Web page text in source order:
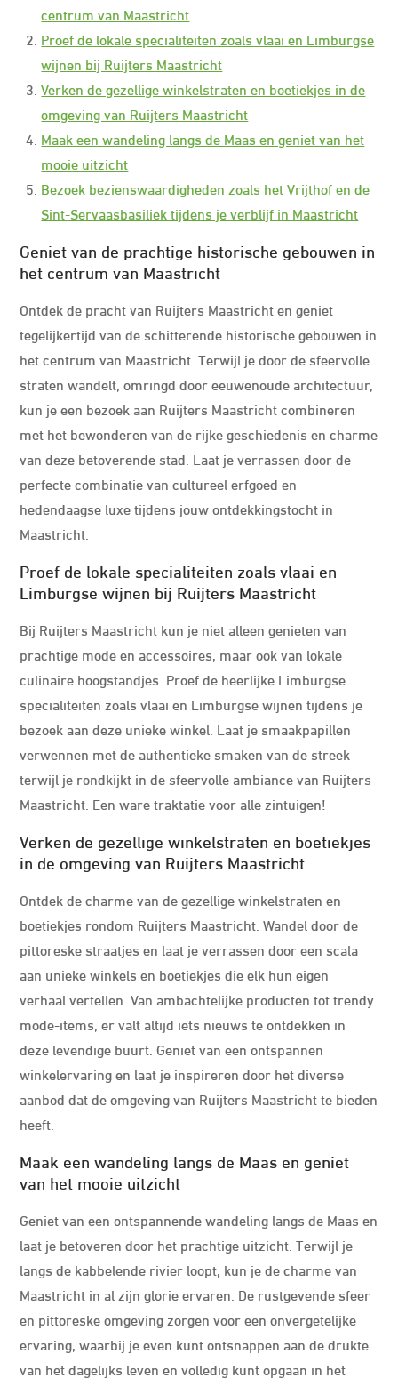
centrum van Maastricht
Proef de lokale specialiteiten zoals vlaai en Limburgse
wijnen bij Ruijters Maastricht
Verken de gezellige winkelstraten en boetiekjes in de
omgeving van Ruijters Maastricht
Maak een wandeling langs de Maas en geniet van het
mooie uitzicht
Bezoek bezienswaardigheden zoals het Vrijthof en de
Sint-Servaasbasiliek tijdens je verblijf in Maastricht
Geniet van de prachtige historische gebouwen in
het centrum van Maastricht
Ontdek de pracht van Ruijters Maastricht en geniet
tegelijkertijd van de schitterende historische gebouwen in
het centrum van Maastricht. Terwijl je door de sfeervolle
straten wandelt, omringd door eeuwenoude architectuur,
kun je een bezoek aan Ruijters Maastricht combineren
met het bewonderen van de rijke geschiedenis en charme
van deze betoverende stad. Laat je verrassen door de
perfecte combinatie van cultureel erfgoed en
hedendaagse luxe tijdens jouw ontdekkingstocht in
Maastricht.
Proef de lokale specialiteiten zoals vlaai en
Limburgse wijnen bij Ruijters Maastricht
Bij Ruijters Maastricht kun je niet alleen genieten van
prachtige mode en accessoires, maar ook van lokale
culinaire hoogstandjes. Proef de heerlijke Limburgse
specialiteiten zoals vlaai en Limburgse wijnen tijdens je
bezoek aan deze unieke winkel. Laat je smaakpapillen
verwennen met de authentieke smaken van de streek
terwijl je rondkijkt in de sfeervolle ambiance van Ruijters
Maastricht. Een ware traktatie voor alle zintuigen!
Verken de gezellige winkelstraten en boetiekjes
in de omgeving van Ruijters Maastricht
Ontdek de charme van de gezellige winkelstraten en
boetiekjes rondom Ruijters Maastricht. Wandel door de
pittoreske straatjes en laat je verrassen door een scala
aan unieke winkels en boetiekjes die elk hun eigen
verhaal vertellen. Van ambachtelijke producten tot trendy
mode-items, er valt altijd iets nieuws te ontdekken in
deze levendige buurt. Geniet van een ontspannen
winkelervaring en laat je inspireren door het diverse
aanbod dat de omgeving van Ruijters Maastricht te bieden
heeft.
Maak een wandeling langs de Maas en geniet
van het mooie uitzicht
Geniet van een ontspannende wandeling langs de Maas en
laat je betoveren door het prachtige uitzicht. Terwijl je
langs de kabbelende rivier loopt, kun je de charme van
Maastricht in al zijn glorie ervaren. De rustgevende sfeer
en pittoreske omgeving zorgen voor een onvergetelijke
ervaring, waarbij je even kunt ontsnappen aan de drukte
van het dagelijks leven en volledig kunt opgaan in het